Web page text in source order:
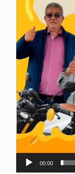
00:00